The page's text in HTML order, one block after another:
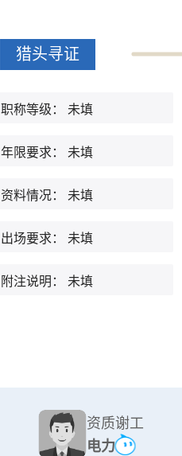
猎头寻证
职称等级： 未填
年限要求： 未填
资料情况： 未填
出场要求： 未填
附注说明： 未填
资质谢工
电力